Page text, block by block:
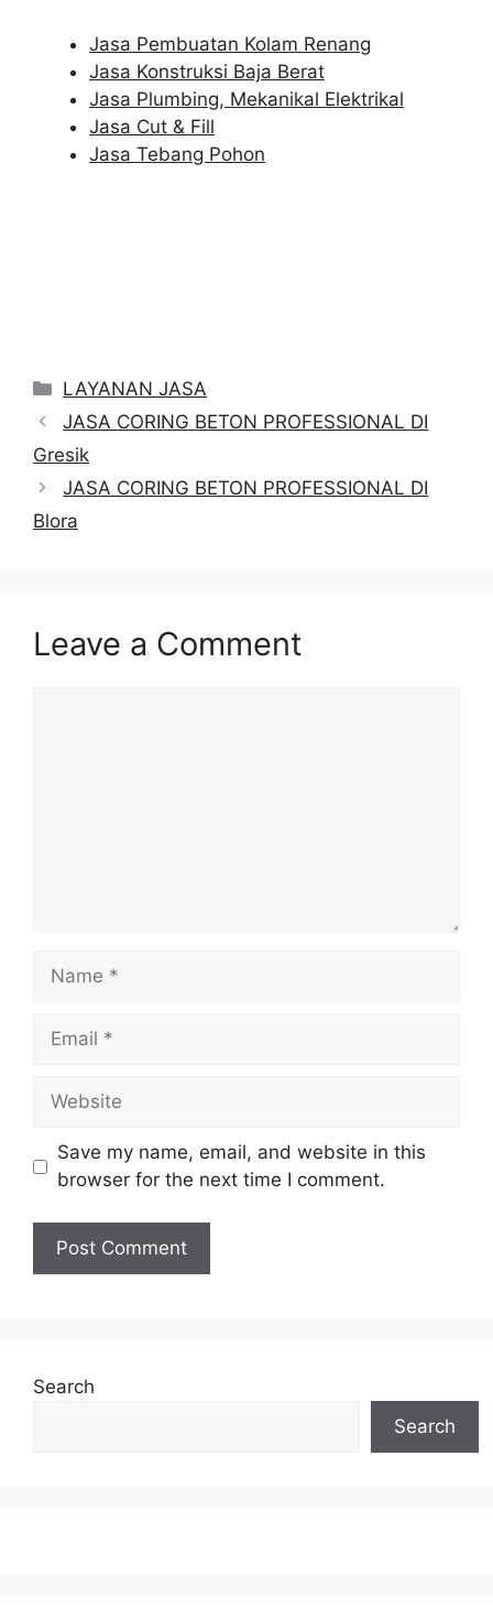
Jasa Pembuatan Kolam Renang
Jasa Konstruksi Baja Berat
Jasa Plumbing, Mekanikal Elektrikal
Jasa Cut & Fill
Jasa Tebang Pohon
Categories
LAYANAN JASA
JASA CORING BETON PROFESSIONAL DI
Gresik
JASA CORING BETON PROFESSIONAL DI
Blora
Leave a Comment
Name
Email
Website
Save my name, email, and website in this
browser for the next time I comment.
Search
Search